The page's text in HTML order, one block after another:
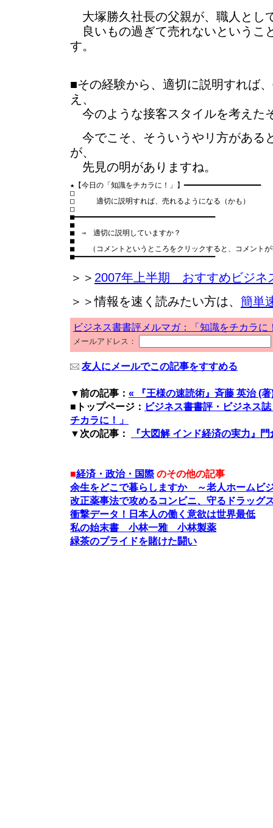
大塚勝久社長の父親が、職人とし
良いもの過ぎて売れないというこ
す。
■その経験から、適切に説明すれば
え、
今のような接客スタイルを考えた
今でこそ、そういうやリ方がある
が、
先見の明がありますね。
★【今日の「知識をチカラに！」】━━━━━━━━━━━━━━━━━━
□　　　適切に説明すれば、売れるようになる（かも）
■━━━━━━━━━━━━━━━━━━━━━━━━━━━━━━━━━
■
■　⇒　適切に説明していますか？
■
■　　（コメントというところをクリックすると、コメント
＞＞ 2007年上半期 おすすめビジネ
＞＞情報を速く読みたい方は、 簡単
ビジネス書書評メルマガ：「知識をチカラに
メールアドレス：
友人にメールでこの記事をすすめる
▼前の記事： « 『王様の速読術』斉藤 英治 (著
■トップページ： ビジネス書書評・ビジネス
チカラに！」
▼次の記事：
『大図解 インド経済の実力』
■経済・政治・国際のその他の記事
余生をどこで暮らしますか ～老人ホームビ
改正薬事法で攻めるコンビニ、守るドラッグ
衝撃データ！日本人の働く意欲は世界最低
私の始末書 小林一雅 小林製薬
緑茶のプライドを賭けた闘い